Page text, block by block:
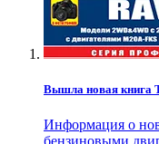
Вышла новая книга
Информация о
бензиновыми